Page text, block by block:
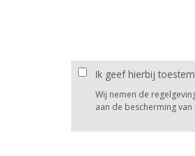
Ik geef hierbij
Wij nemen de
aan de bescherming van